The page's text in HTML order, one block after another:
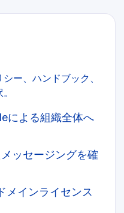
ー、ハンドブック、
による組織全体へ
ッセージングを確
メインライセンス